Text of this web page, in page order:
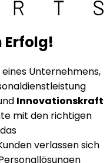
Erfolg!
Unternehmens,
Innovationskraft
mit den richtigen
verlassen sich